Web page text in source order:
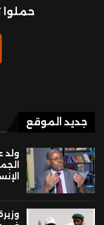
حملوا
جديد الموقع
ولد